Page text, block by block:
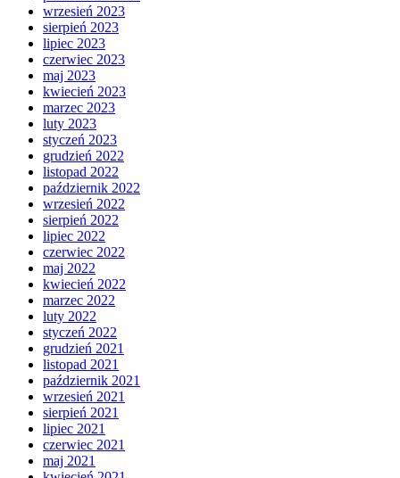
wrzesień 2023
sierpień 2023
lipiec 2023
czerwiec 2023
maj 2023
kwiecień 2023
marzec 2023
luty 2023
styczeń 2023
grudzień 2022
listopad 2022
październik 2022
wrzesień 2022
sierpień 2022
lipiec 2022
czerwiec 2022
maj 2022
kwiecień 2022
marzec 2022
luty 2022
styczeń 2022
grudzień 2021
listopad 2021
październik 2021
wrzesień 2021
sierpień 2021
lipiec 2021
czerwiec 2021
maj 2021